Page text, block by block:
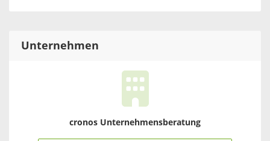
Unternehmen
cronos Unternehmensberatung